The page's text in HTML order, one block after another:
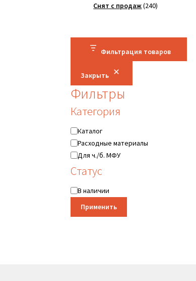
товара
Снят с продаж 240240
Фильтрация товаров
Закрыть
Фильтры
Категория
Категория
Каталог
Расходные материалы
Для ч./б. МФУ
Статус
Статус
В наличии
Применить